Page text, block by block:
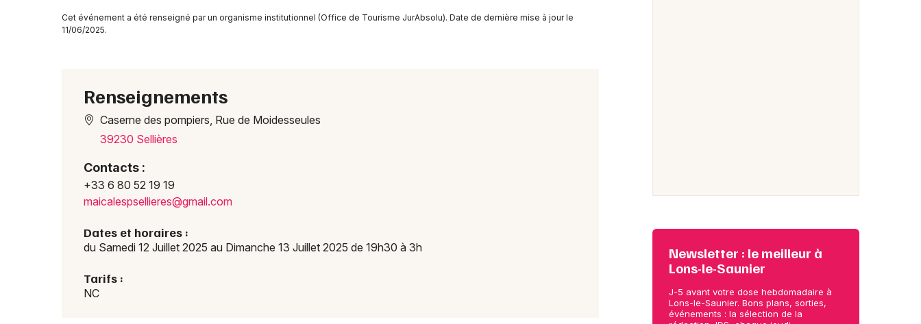
Danse en Bourgogne-Franche-Comté
Cet événement a été renseigné par un organisme institutionnel (Office de Tourisme JurAbsolu). Date de dernière mise à jour le
11/06/2025.
Renseignements
Caserne des pompiers, Rue de Moidesseules
39230 Sellières
Contacts :
+33 6 80 52 19 19
maicalespsellieres@gmail.com
Dates et horaires :
du Samedi 12 Juillet 2025 au Dimanche 13 Juillet 2025 de 19h30 à 3h
Tarifs :
NC
Newsletter : le meilleur à
Lons-le-Saunier
J-5 avant votre dose hebdomadaire à
Lons-le-Saunier. Bons plans, sorties,
événements : la sélection de la